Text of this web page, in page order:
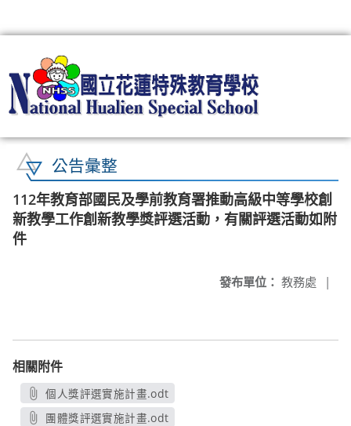
公告彙整
112年教育部國民及學前教育署推動高級中等學校創
新教學工作創新教學獎評選活動，有關評選活動如附
件
發布單位： 教務處 |
相關附件
個人獎評選實施計畫.odt
另開新視窗
團體獎評選實施計畫.odt